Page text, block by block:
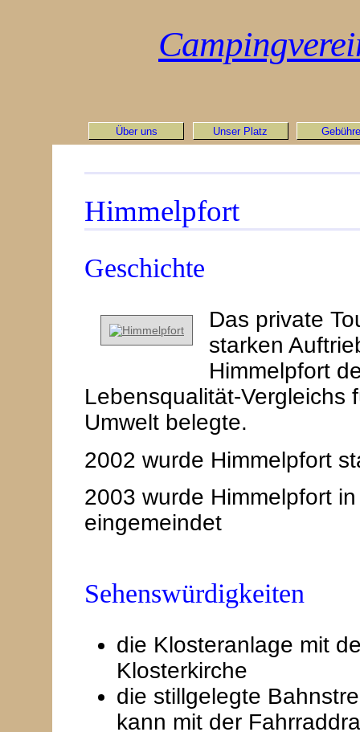
Über uns Unser Platz
Himmelpfort
Geschichte
Das private
starken
Himmelpfort
Lebensqualität-Vergleichs
Umwelt belegte.
2002 wurde Himmelpfort
2003 wurde Himmelpfort
eingemeindet
Sehenswürdigkeiten
die Klosteranlage mit
Klosterkirche
die stillgelegte
kann mit der